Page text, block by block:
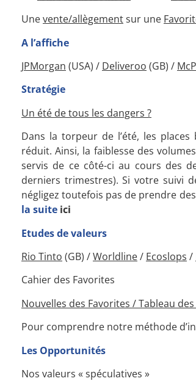
Unevente/allègementsur une
A l’affiche
JPMorgan (USA) / Deliveroo (GB) /
Stratégie
Un été de tous les dangers ?
Dans la torpeur de l’été, les
réduit. Ainsi, la faiblesse des
servis de ce côté-ci au cours des
derniers trimestres). Si votre suivi
négligez toutefois pas de prendre
la suite ici
Etudes de valeurs
Rio Tinto (GB) /Worldline/ Ecoslops /
Cahier des Favorites
Nouvelles des Favorites / Tableau
Pour comprendre notre méthode
Les Opportunités
Nos valeurs « spéculatives »